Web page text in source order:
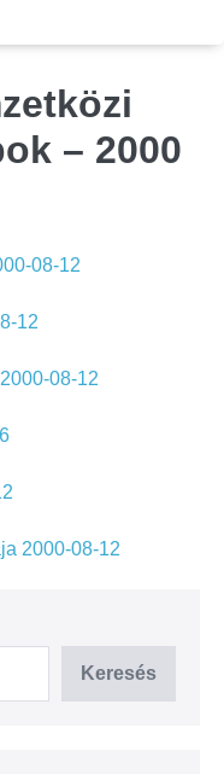
– 2000
08-12
12
08-12
2000-08-12
Keresés